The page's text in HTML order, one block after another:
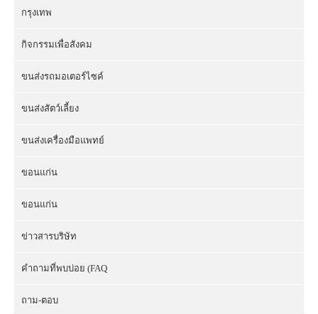
กรุงเทพ
กิจกรรมเพื่อสังคม
ขนส่งรถมอเตอร์ไซค์
ขนส่งสัตว์เลี้ยง
ขนส่งเครื่องมือแพทย์
ขอนแก่น
ขอนแก่น
ข่าวสารบริษัท
คำถามที่พบบ่อย (FAQ
ถาม-ตอบ